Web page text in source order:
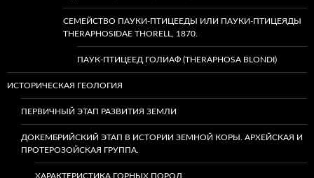
СЕМЕЙСТВО ПАУКИ-ПТИЦЕЕДЫ ИЛИ ПАУКИ-ПТИЦЕЯДЫ
THERAPHOSIDAE THORELL, 1870.
ПАУК-ПТИЦЕЕД ГОЛИАФ (THERAPHOSA BLONDI)
ИСТОРИЧЕСКАЯ ГЕОЛОГИЯ
ПЕРВИЧНЫЙ ЭТАП РАЗВИТИЯ ЗЕМЛИ
ДОКЕМБРИЙСКИЙ ЭТАП В ИСТОРИИ ЗЕМНОЙ КОРЫ. АРХЕЙСКАЯ И
ПРОТЕРОЗОЙСКАЯ ГРУППА.
ХАРАКТЕРИСТИКА ГОРНЫХ ПОРОД